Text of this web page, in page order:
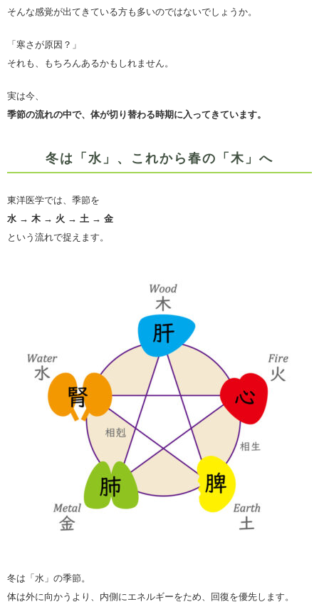
そんな感覚が出てきている方も多いのではないでしょうか。
「寒さが原因？」
それも、もちろんあるかもしれません。
実は今、
季節の流れの中で、体が切り替わる時期に入ってきています。
冬は「水」、これから春の「木」へ
東洋医学では、季節を
水 → 木 → 火 → 土 → 金
という流れで捉えます。
冬は「水」の季節。
体は外に向かうより、内側にエネルギーをため、回復を優先します。